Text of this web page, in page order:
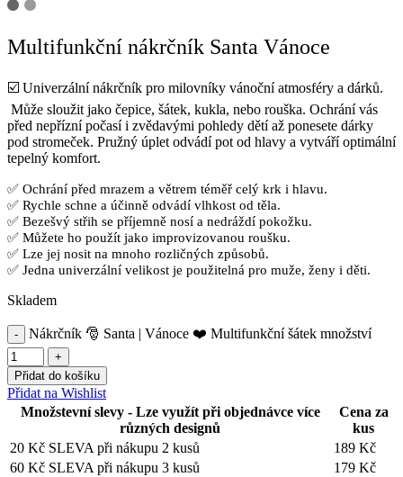
Multifunkční nákrčník Santa Vánoce
☑️ Univerzální nákrčník pro milovníky vánoční atmosféry a dárků.
Může sloužit jako čepice, šátek, kukla, nebo rouška. Ochrání vás
před nepřízní počasí i zvědavými pohledy dětí až ponesete dárky
pod stromeček. Pružný úplet odvádí pot od hlavy a vytváří optimální
tepelný komfort.
✅ Ochrání před mrazem a větrem téměř celý krk i hlavu.
✅ Rychle schne a účinně odvádí vlhkost od těla.
✅ Bezešvý střih se příjemně nosí a nedráždí pokožku.
✅ Můžete ho použít jako improvizovanou roušku.
✅ Lze jej nosit na mnoho rozličných způsobů.
✅ Jedna univerzální velikost je použitelná pro muže, ženy i děti.
Skladem
Nákrčník 🎅 Santa | Vánoce ❤️ Multifunkční šátek množství
Přidat do košíku
Přidat na Wishlist
Množstevní slevy - Lze využít při objednávce více
různých designů
Cena za
kus
20 Kč SLEVA při nákupu 2 kusů
189 Kč
60 Kč SLEVA při nákupu 3 kusů
179 Kč